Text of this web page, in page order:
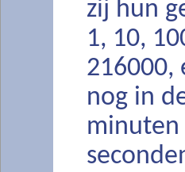
zij hun
1, 10,
216000,
nog in